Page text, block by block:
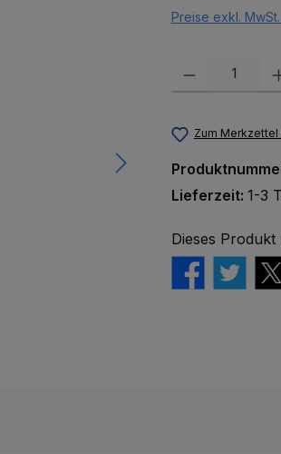
Preise exkl.
Produkt Anzahl:
Zum
Lieferzeit: 1-3
Dieses